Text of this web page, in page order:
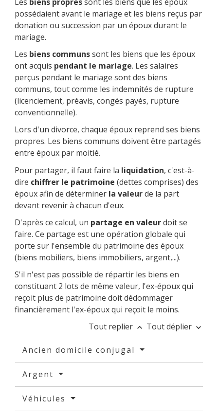
possédaient avant le mariage et les biens reçus par
donation ou succession par un époux durant le
mariage.
Les biens communssont les biens que les époux
ont acquis pendant le mariage. Les salaires
perçus pendant le mariage sont des biens
communs, tout comme les indemnités de rupture
(licenciement, préavis, congés payés, rupture
conventionnelle).
Lors d'un divorce, chaque époux reprend ses biens
propres. Les biens communs doivent être partagés
entre époux par moitié.
Pour partager, il faut faire la liquidation, c'est-à-
dire chiffrer le patrimoine (dettes comprises) des
époux afin de déterminer la valeurde la part
devant revenir à chacun d'eux.
D'après ce calcul, un partage en valeurdoit se
faire. Ce partage est une opération globale qui
porte sur l'ensemble du patrimoine des époux
(biens mobiliers, biens immobiliers, argent,...).
S'il n'est pas possible de répartir les biens en
constituant 2 lots de même valeur, l'ex-époux qui
reçoit plus de patrimoine doit dédommager
financièrement l'ex-époux qui reçoit le moins.
Tout replier keyboard_arrow_up Tout déplier keyboard_arrow_down
Ancien domicile conjugal
Argent
Véhicules